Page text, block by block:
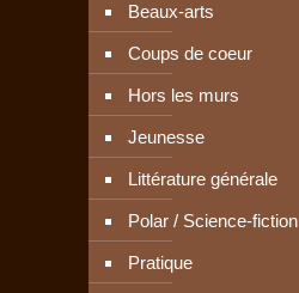
Beaux-arts
Coups de coeur
Hors les murs
Jeunesse
Littérature générale
Polar / Science-fiction
Pratique